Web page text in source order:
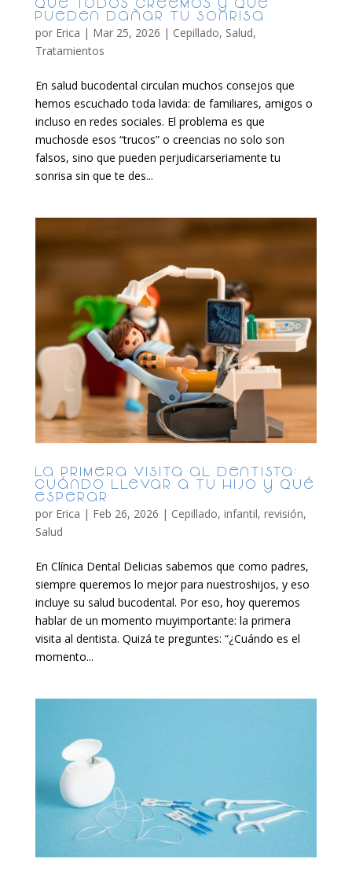
que todos creemos y que
pueden dañar tu sonrisa
por Erica | Mar 25, 2026 | Cepillado, Salud,
Tratamientos
En salud bucodental circulan muchos consejos que
hemos escuchado toda lavida: de familiares, amigos o
incluso en redes sociales. El problema es que
muchosde esos “trucos” o creencias no solo son
falsos, sino que pueden perjudicarseriamente tu
sonrisa sin que te des...
La primera visita al dentista:
cuándo llevar a tu hijo y qué
esperar
por Erica | Feb 26, 2026 | Cepillado, infantil, revisión,
Salud
En Clínica Dental Delicias sabemos que como padres,
siempre queremos lo mejor para nuestroshijos, y eso
incluye su salud bucodental. Por eso, hoy queremos
hablar de un momento muyimportante: la primera
visita al dentista. Quizá te preguntes: “¿Cuándo es el
momento...